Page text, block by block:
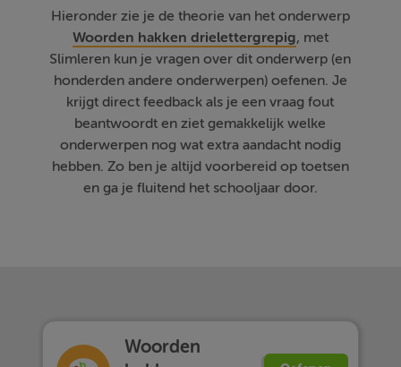
Hieronder zie je de theorie van het onderwerp
Woorden hakken drielettergrepig, met
Slimleren kun je vragen over dit onderwerp (en
honderden andere onderwerpen) oefenen. Je
krijgt direct feedback als je een vraag fout
beantwoordt en ziet gemakkelijk welke
onderwerpen nog wat extra aandacht nodig
hebben. Zo ben je altijd voorbereid op toetsen
en ga je fluitend het schooljaar door.
Woorden